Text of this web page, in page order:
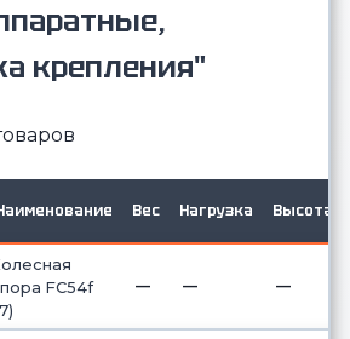
крепления"
Вес Нагрузка Высота
FC54f
— — —